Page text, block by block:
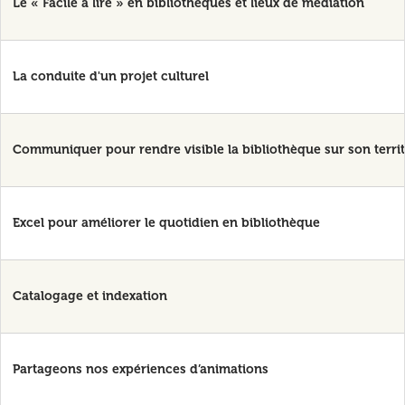
La conduite d'un projet culturel
Communiquer pour rendre visible la bibliothèque sur son
Excel pour améliorer le quotidien en bibliothèque
Catalogage et indexation
Partageons nos expériences d’animations